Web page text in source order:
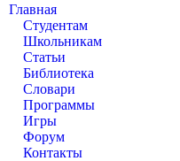
Главная
Студентам
Школьникам
Статьи
Библиотека
Словари
Программы
Игры
Форум
Контакты